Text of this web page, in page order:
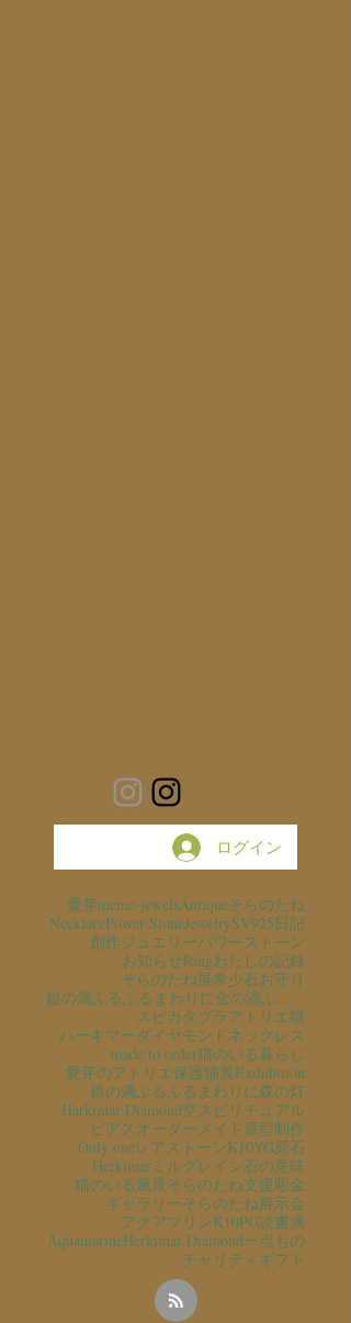
ログイン
愛芽meme-jewelsAntiqueそらのたね
NecklacePower StoneJewelrySV925日記
創作ジュエリーパワーストーン
お知らせRingわたしの記録
そらのたね展希少石お守り
銀の滴ふるふるまわりに金の滴ふるふるまわりに
スピカタブラ アトリエ猫
ハーキマーダイヤモンドネックレス
made to order猫のいる暮らし
愛芽のアトリエ保護猫翼Exihibition
銀の滴ふるふるまわりに森の灯
Harkimar Diamond空スピリチュアル
ピアスオーダーメイド原型制作
Only oneレアストーンK10YG原石
Herkimarミルグレイン石の意味
猫のいる風景そらのたね支援彫金
ギャラリーそらのたね展示会
アクアマリンK10PG読書滴
AquamarineHerkimar Diamond一点もの
チャリティ ギフト